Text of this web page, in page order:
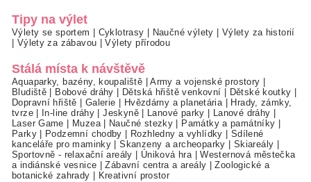
Tipy na výlet
Výlety se sportem Cyklotrasy Naučné výlety
Výlety za historií
Výlety za zábavou |Výlety přírodou
Stálá místa k návštěvě
Aquaparky, bazény, koupaliště |Army a vojenské prostory
Bludiště
Bobové dráhy Dětská hřiště venkovní Dětské koutky
Dopravní hřiště
Galerie Hvězdárny a planetária|
Hrady, zámky,
tvrze| In-line dráhy |Jeskyně| Lanové parky Lanové dráhy
Laser Game
Muzea| Naučné stezky Památky a památníky
Parky| Podzemní chodby Rozhledny a vyhlídky
Sdílené
kanceláře pro maminky |Skanzeny a archeoparky Skiareály
Sportovně - relaxační areály
Úniková hra|Westernová městečka
a indiánské vesnice |Zábavní centra a areály |Zoologické a
botanické zahrady
Kreativní prostor